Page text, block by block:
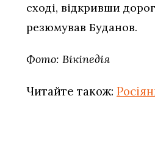
сході, відкривши
резюмував Буданов.
Фото: Вікіпедія
Читайте також: